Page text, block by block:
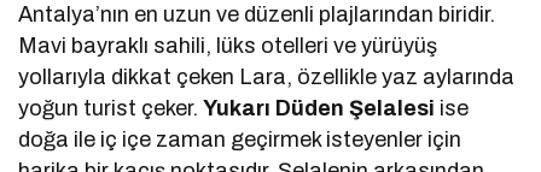
Antalya’nın en uzun ve düzenli plajlarından biridir.
Mavi bayraklı sahili, lüks otelleri ve yürüyüş
yollarıyla dikkat çeken Lara, özellikle yaz aylarında
yoğun turist çeker.Yukarı Düden Şelalesi ise
doğa ile iç içe zaman geçirmek isteyenler için